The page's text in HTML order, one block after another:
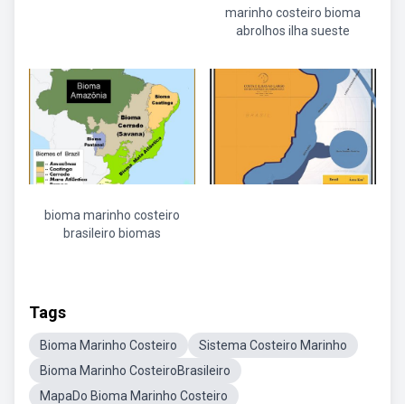
marinho costeiro bioma
abrolhos ilha sueste
bioma marinho costeiro
brasileiro biomas
Tags
Bioma Marinho Costeiro
Sistema Costeiro Marinho
Bioma Marinho CosteiroBrasileiro
MapaDo Bioma Marinho Costeiro